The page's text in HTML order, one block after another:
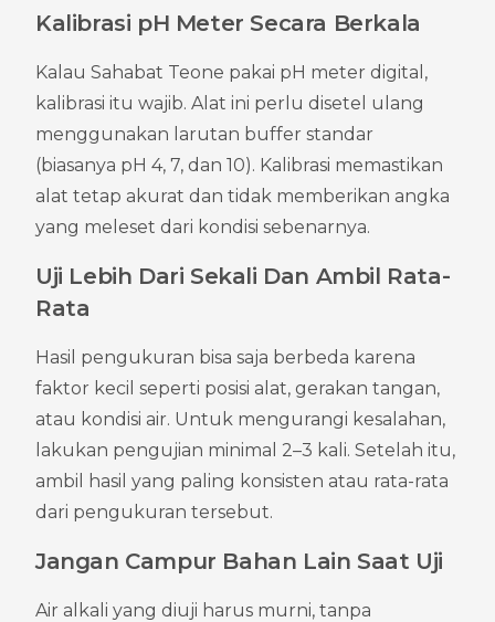
Kalibrasi pH Meter Secara Berkala
Kalau Sahabat Teone pakai pH meter digital,
kalibrasi itu wajib. Alat ini perlu disetel ulang
menggunakan larutan buffer standar
(biasanya pH 4, 7, dan 10). Kalibrasi memastikan
alat tetap akurat dan tidak memberikan angka
yang meleset dari kondisi sebenarnya.
Uji Lebih Dari Sekali Dan Ambil Rata-
Rata
Hasil pengukuran bisa saja berbeda karena
faktor kecil seperti posisi alat, gerakan tangan,
atau kondisi air. Untuk mengurangi kesalahan,
lakukan pengujian minimal 2–3 kali. Setelah itu,
ambil hasil yang paling konsisten atau rata-rata
dari pengukuran tersebut.
Jangan Campur Bahan Lain Saat Uji
Air alkali yang diuji harus murni, tanpa